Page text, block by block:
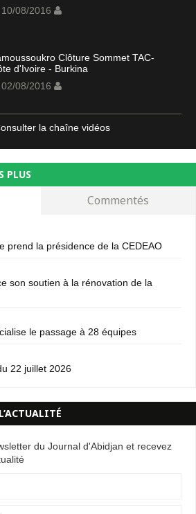
10/08/2016
Clôture Sommet TAC-
d'Ivoire - Burkina
02/08/2016
la chaîne vidéos
PLUS
Commentés
prend la présidence de la CEDEAO
son soutien à la rénovation de la
le passage à 28 équipes
22 juillet 2026
du Journal d'Abidjan et recevez